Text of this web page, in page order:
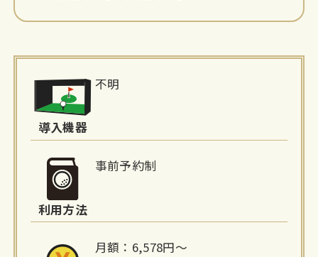
報
導入機器
不明
利用方法
事前予約制
月額：6,578円〜